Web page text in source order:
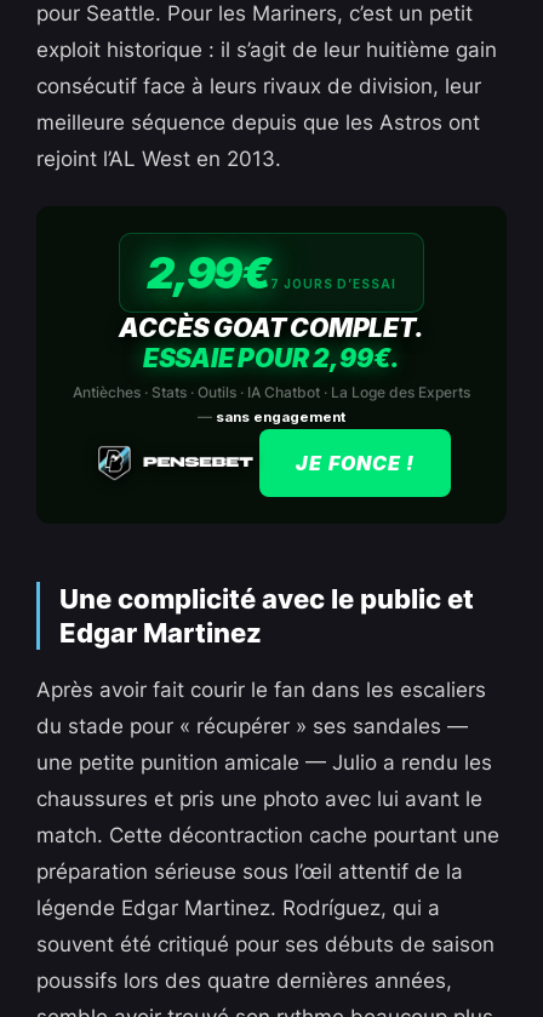
pour Seattle. Pour les Mariners, c’est un petit
exploit historique : il s’agit de leur huitième gain
consécutif face à leurs rivaux de division, leur
meilleure séquence depuis que les Astros ont
rejoint l’AL West en 2013.
2,99€7 JOURS D’ESSAI
ACCÈS GOAT COMPLET.
ESSAIE POUR 2,99€.
Antièches · Stats · Outils · IA Chatbot · La Loge des Experts
— sans engagement
JE FONCE !
Une complicité avec le public et
Edgar Martinez
Après avoir fait courir le fan dans les escaliers
du stade pour « récupérer » ses sandales —
une petite punition amicale — Julio a rendu les
chaussures et pris une photo avec lui avant le
match. Cette décontraction cache pourtant une
préparation sérieuse sous l’œil attentif de la
légende Edgar Martinez. Rodríguez, qui a
souvent été critiqué pour ses débuts de saison
poussifs lors des quatre dernières années,